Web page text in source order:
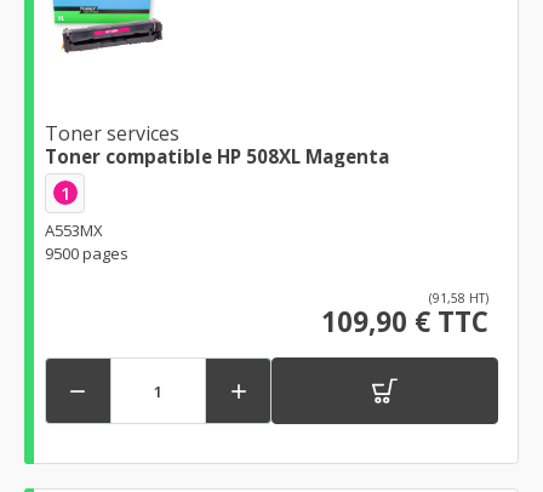
Toner services
Toner compatible HP 508XL Magenta
1
A553MX
9500 pages
(91,58 HT)
109,90 € TTC
 